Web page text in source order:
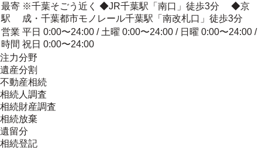
最寄
駅
※千葉そごう近く ◆JR千葉駅「南口」徒歩3分 ◆京
成・千葉都市モノレール千葉駅「南改札口」徒歩3分
営業
時間
平日 0:00〜24:00 / 土曜 0:00〜24:00 / 日曜 0:00〜24:00 /
祝日 0:00〜24:00
注力分野
遺産分割
不動産相続
相続人調査
相続財産調査
相続放棄
遺留分
相続登記